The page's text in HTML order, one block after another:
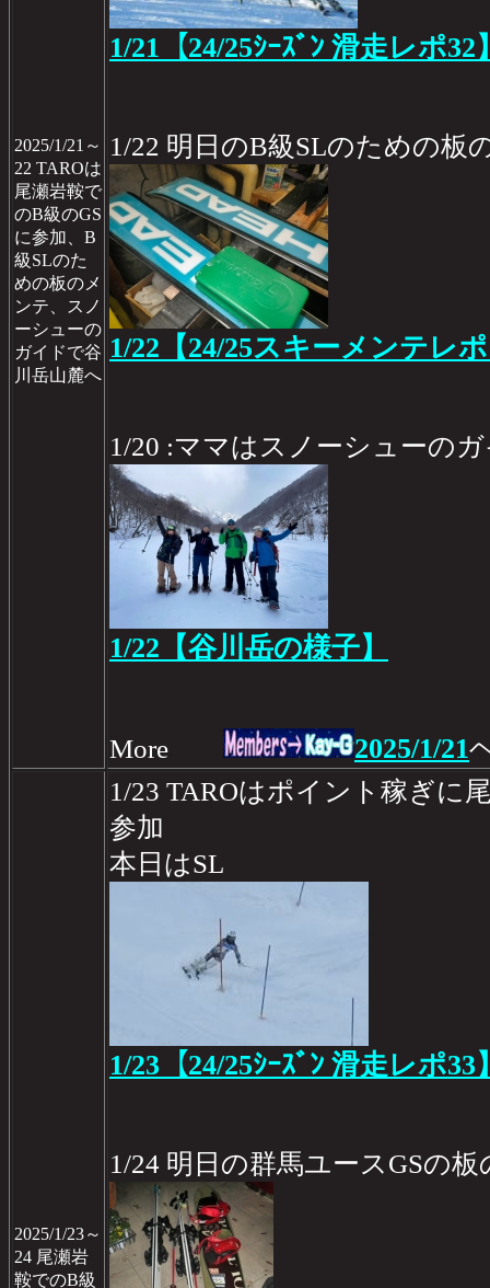
2025/1/21～
22 TAROは
尾瀬岩鞍で
のB級のGS
に参加、B
級SLのた
めの板のメ
ンテ、スノ
ーシューの
ガイドで谷
川岳山麓へ
1/21【24/25ｼｰｽﾞﾝ 滑走レポ32
1/22 明日のB級SLのための板
1/22【24/25スキーメンテレ
1/20 :ママはスノーシューの
1/22【谷川岳の様子】
More 2025/1/21
2025/1/23～
24 尾瀬岩
鞍でのB級
1/23 TAROはポイント稼ぎに
参加
本日はSL
1/23【24/25ｼｰｽﾞﾝ 滑走レポ33
1/24 明日の群馬ユースGSの